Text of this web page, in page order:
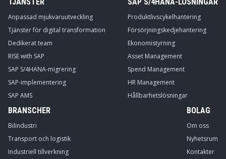
Anpassad mjukvaruutveckling
Tjänster för digital transformation
Dedikerat team
RISE with SAP
SAP S/4HANA-migrering
SAP-implementering
SAP AMS
Produktlivscykelhantering
Försörjningskedjehantering
Ekonomistyrning
Asset Management
Spend Management
HR Management
Hållbarhetslösningar
BRANSCHER
Bilindustri
Transport och logistik
Industriell tillverkning
BOLAG
Om oss
Nyhetsrum
Kontakter